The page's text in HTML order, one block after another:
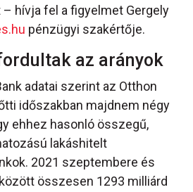
hívja fel a figyelmet Gergely
pénzügyi szakértője.
az arányok
adatai szerint az Otthon
időszakban majdnem négy
ehhez hasonló összegű,
lakáshitelt
2021 szeptembere és
összesen 1293 milliárd